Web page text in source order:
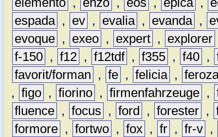
espada , ev , evalia , evanda ,
evoque , exeo , expert , explorer
f-150 , f12 , f12tdf , f355 , f40 ,
favorit/forman
, fe , felicia ,
, figo , fiorino , firmenfahrzeuge ,
fluence , focus , ford , forester ,
formore , fortwo , fox , fr , fr-v ,